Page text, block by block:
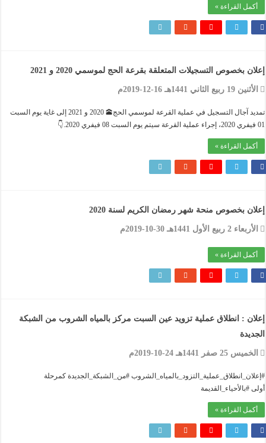
القراءة »
بخصوص التسجيلات المتعلقة بقرعة الحج لموسمي 2020 و 2021
ربيع الثاني 1441هـ 16-12-2019م
تمديد آجال التسجيل في عملية القرعة لموسمي الحج🕋 2020 و 2021 إلى غاية يوم السبت
القراءة »
بخصوص منحة شهر رمضان الكريم لسنة 2020
2 ربيع الأول 1441هـ 30-10-2019م
القراءة »
: انطلاق عملية تزويد عين السبت مركز بالمياه الشروب من الشبكة
25 صفر 1441هـ 24-10-2019م
#من_الشبكة_الجديدة كمرحلة
#بالأحياء_القديمة
القراءة »